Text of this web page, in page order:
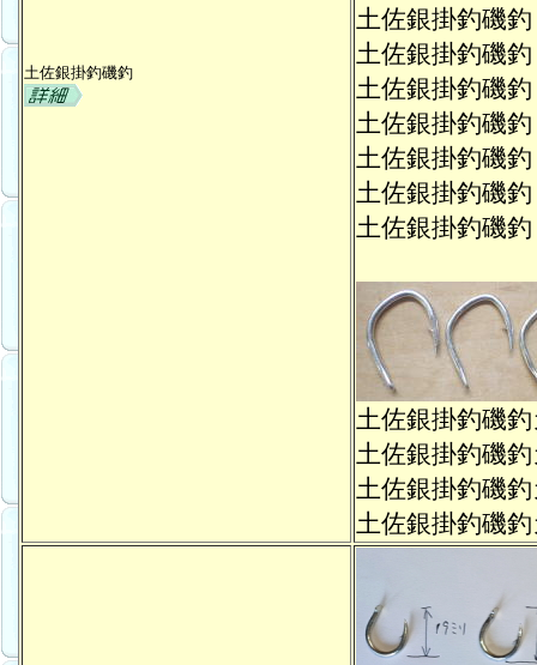
土佐銀掛釣磯釣
土佐銀掛釣磯
土佐銀掛釣磯
土佐銀掛釣磯
土佐銀掛釣磯
土佐銀掛釣磯
土佐銀掛釣磯
土佐銀掛釣磯
土佐銀掛釣磯
土佐銀掛釣磯
土佐銀掛釣磯
土佐銀掛釣磯